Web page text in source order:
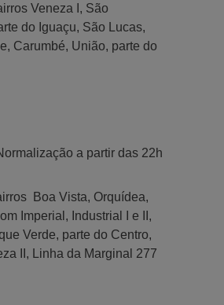
Veneza I, São
do Iguaçu, São Lucas,
Carumbé, União, parte do
a partir das 22h
Boa Vista, Orquídea,
Imperial, Industrial I e II,
Verde, parte do Centro,
II, Linha da Marginal 277